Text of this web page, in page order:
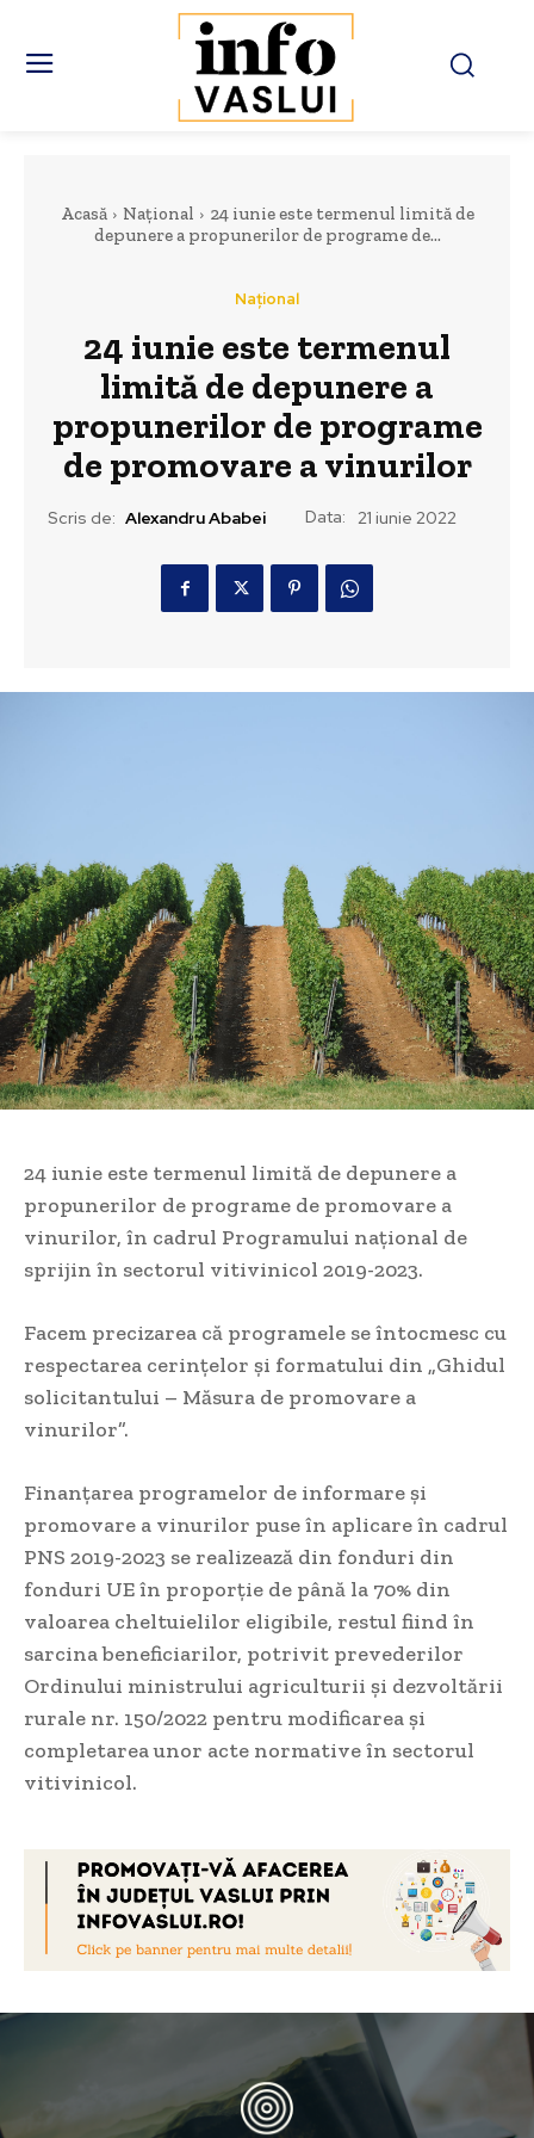
Acasă Național
24 iunie este termenul limită de
depunere a propunerilor de programe de...
Național
24 iunie este termenul
limită de depunere a
propunerilor de programe
de promovare a vinurilor
Scris de: Alexandru Ababei Data: 21 iunie 2022
24 iunie este termenul limită de depunere a
propunerilor de programe de promovare a
vinurilor, în cadrul Programului național de
sprijin în sectorul vitivinicol 2019-2023.
Facem precizarea că programele se întocmesc cu
respectarea cerințelor și formatului din „Ghidul
solicitantului – Măsura de promovare a
vinurilor”.
Finanțarea programelor de informare și
promovare a vinurilor puse în aplicare în cadrul
PNS 2019-2023 se realizează din fonduri din
fonduri UE în proporție de până la 70% din
valoarea cheltuielilor eligibile, restul fiind în
sarcina beneficiarilor, potrivit prevederilor
Ordinului ministrului agriculturii și dezvoltării
rurale nr. 150/2022 pentru modificarea și
completarea unor acte normative în sectorul
vitivinicol.